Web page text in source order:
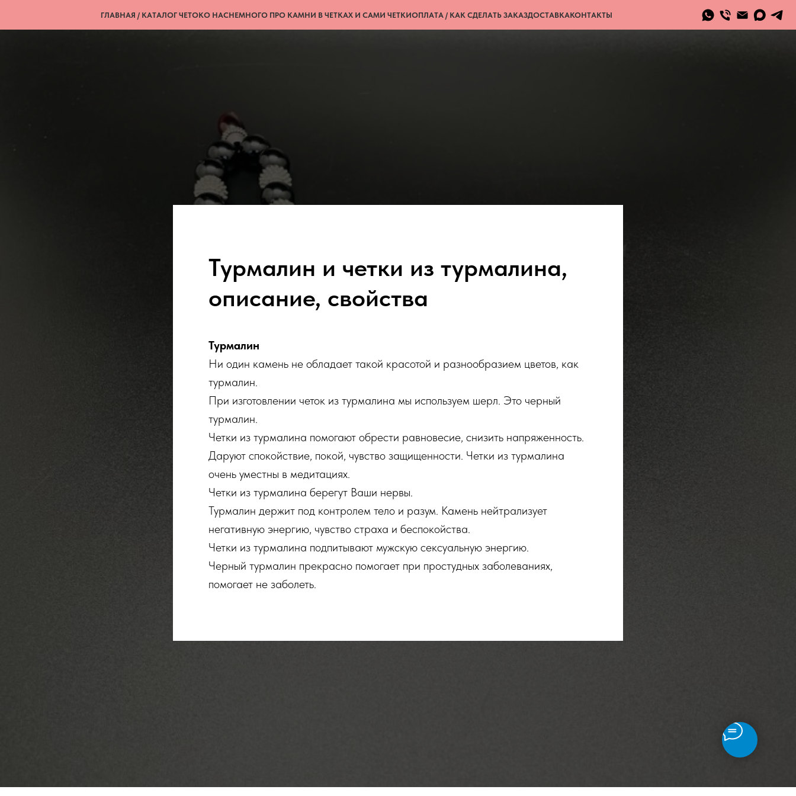
ГЛАВНАЯ / КАТАЛОГ ЧЕТОКО НАСНЕМНОГО ПРО КАМНИ В ЧЕТКАХ И САМИ ЧЕТКИОПЛАТА / КАК СДЕЛАТЬ ЗАКАЗДОСТАВКАКОНТАКТЫ
Турмалин и четки из турмалина,
описание, свойства
Турмалин
Ни один камень не обладает такой красотой и разнообразием цветов, как
турмалин.
При изготовлении четок из турмалина мы используем шерл. Это черный
турмалин.
Четки из турмалина помогают обрести равновесие, снизить напряженность.
Даруют спокойствие, покой, чувство защищенности. Четки из турмалина
очень уместны в медитациях.
Четки из турмалина берегут Ваши нервы.
Турмалин держит под контролем тело и разум. Камень нейтрализует
негативную энергию, чувство страха и беспокойства.
Четки из турмалина подпитывают мужскую сексуальную энергию.
Черный турмалин прекрасно помогает при простудных заболеваниях,
помогает не заболеть.